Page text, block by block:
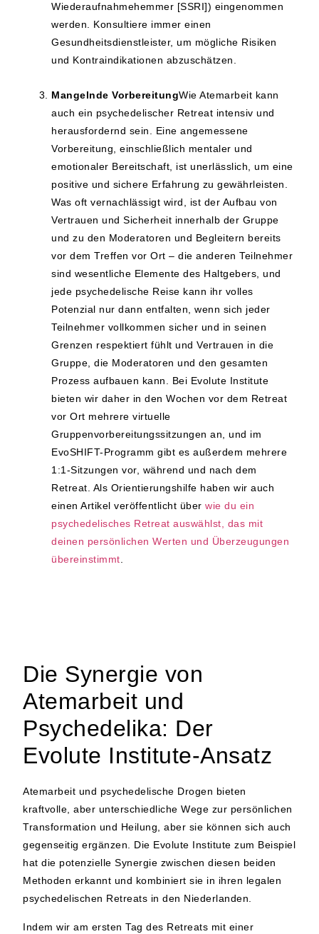
Wiederaufnahmehemmer [SSRI]) eingenommen
werden. Konsultiere immer einen
Gesundheitsdienstleister, um mögliche Risiken
und Kontraindikationen abzuschätzen.
Mangelnde VorbereitungWie Atemarbeit kann
auch ein psychedelischer Retreat intensiv und
herausfordernd sein. Eine angemessene
Vorbereitung, einschließlich mentaler und
emotionaler Bereitschaft, ist unerlässlich, um eine
positive und sichere Erfahrung zu gewährleisten.
Was oft vernachlässigt wird, ist der Aufbau von
Vertrauen und Sicherheit innerhalb der Gruppe
und zu den Moderatoren und Begleitern bereits
vor dem Treffen vor Ort – die anderen Teilnehmer
sind wesentliche Elemente des Haltgebers, und
jede psychedelische Reise kann ihr volles
Potenzial nur dann entfalten, wenn sich jeder
Teilnehmer vollkommen sicher und in seinen
Grenzen respektiert fühlt und Vertrauen in die
Gruppe, die Moderatoren und den gesamten
Prozess aufbauen kann. Bei Evolute Institute
bieten wir daher in den Wochen vor dem Retreat
vor Ort mehrere virtuelle
Gruppenvorbereitungssitzungen an, und im
EvoSHIFT-Programm gibt es außerdem mehrere
1:1-Sitzungen vor, während und nach dem
Retreat. Als Orientierungshilfe haben wir auch
einen Artikel veröffentlicht überwie du ein
psychedelisches Retreat auswählst, das mit
deinen persönlichen Werten und Überzeugungen
übereinstimmt
Die Synergie von
Atemarbeit und
Psychedelika: Der
Evolute Institute-Ansatz
Atemarbeit und psychedelische Drogen bieten
kraftvolle, aber unterschiedliche Wege zur persönlichen
Transformation und Heilung, aber sie können sich auch
gegenseitig ergänzen. Die Evolute Institute zum Beispiel
hat die potenzielle Synergie zwischen diesen beiden
Methoden erkannt und kombiniert sie in ihren legalen
psychedelischen Retreats in den Niederlanden.
Indem wir am ersten Tag des Retreats mit einer